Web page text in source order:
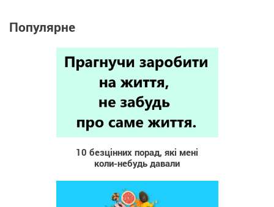
Популярне
63 471
10 безцінних порад, які мені
коли-небудь давали